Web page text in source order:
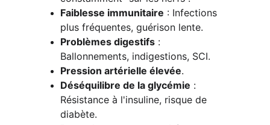
Faiblesse immunitaire : Infections
plus fréquentes, guérison lente.
Problèmes digestifs :
Ballonnements, indigestions, SCI.
Pression artérielle élevée.
Déséquilibre de la glycémie :
Résistance à l'insuline, risque de
diabète.